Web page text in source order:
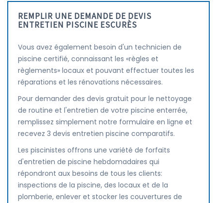
REMPLIR UNE DEMANDE DE DEVIS
ENTRETIEN PISCINE ESCURÈS
Vous avez également besoin d'un technicien de
piscine certifié, connaissant les «règles et
règlements» locaux et pouvant effectuer toutes les
réparations et les rénovations nécessaires.
Pour demander des devis gratuit pour le nettoyage
de routine et l'entretien de votre piscine enterrée,
remplissez simplement notre formulaire en ligne et
recevez 3 devis entretien piscine comparatifs.
Les piscinistes offrons une variété de forfaits
d'entretien de piscine hebdomadaires qui
répondront aux besoins de tous les clients:
inspections de la piscine, des locaux et de la
plomberie, enlever et stocker les couvertures de